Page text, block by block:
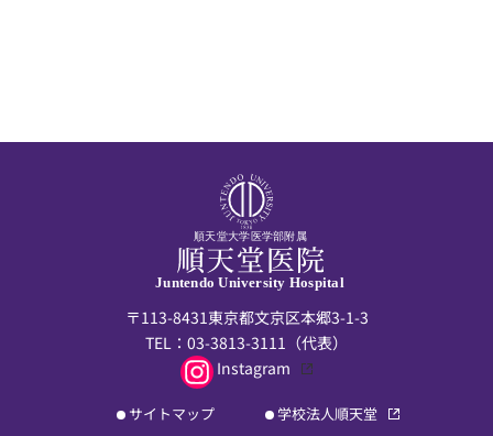
順天堂大学医学部附属
Juntendo University Hospital
〒113-8431東京都文京区本郷3-1-3
TEL： 03-3813-3111 （代表）
Instagram
サイトマップ
学校法人順天堂